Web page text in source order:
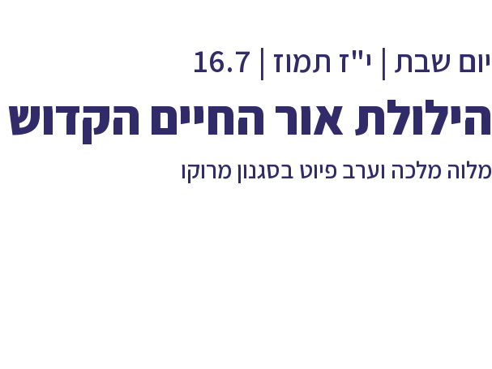
יום שבת | י"ז תמוז | 16.7
הילולת אור החיים הקדוש
מלוה מלכה וערב פיוט בסגנון מרוקו